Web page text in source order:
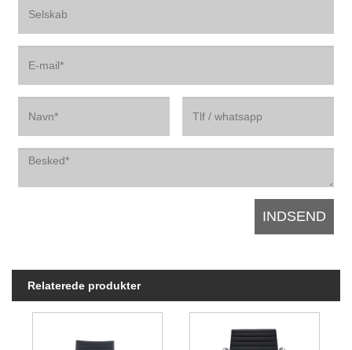
Relaterede produkter